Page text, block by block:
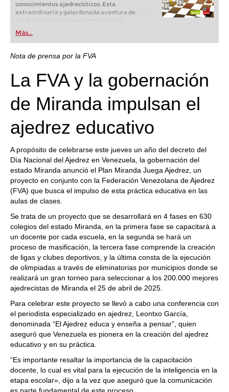
conocimientos ajedrecísticos. Esta
extraordinaria y galardonada aventura de
Más...
Nota de prensa por la FVA
La FVA y la gobernación
de Miranda impulsan el
ajedrez educativo
A propósito de celebrarse este jueves un año del decreto del
Día Nacional del Ajedrez en Venezuela, la gobernación del
estado Miranda anunció el Plan Miranda Juega Ajedrez, un
proyecto en conjunto con la Federación Venezolana de Ajedrez
(FVA) que busca el impulso de esta práctica educativa en las
aulas de clases.
Se trata de un proyecto que se desarrollará en 4 fases en 630
colegios del estado Miranda, en la primera fase se capacitará a
un docente por cada escuela, en la segunda se hará un
proceso de masificación, la tercera fase comprende la creación
de ligas y clubes deportivos, y la última consta de la ejecución
de olimpiadas a través de eliminatorias por municipios donde se
realizará un gran torneo para seleccionar a los 200.000 mejores
ajedrecistas de Miranda el 25 de abril de 2025.
Para celebrar este proyecto se llevó a cabo una conferencia con
el periodista especializado en ajedrez, Leontxo García,
denominada “El Ajedrez educa y enseña a pensar”, quien
aseguró que Venezuela es pionera en la creación del ajedrez
educativo y en su práctica.
“Es importante resaltar la importancia de la capacitación
docente, lo cual es vital para la ejecución de la inteligencia en la
etapa escolar», dijo a la vez que aseguró que la comunicación